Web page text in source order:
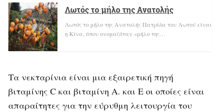
Λωτός το μήλο της Ανατολής
Λωτός το μήλο της Ανατολής Πατρίδα του Λωτού είναι
η Κίνα, όπου ονομαζόταν «μήλο της…
Τα νεκταρίνια είναι μια εξαιρετική πηγή
βιταμίνης C και βιταμίνη Α. και Ε οι οποίες είναι
απαραίτητες για την εύρυθμη λειτουργία του